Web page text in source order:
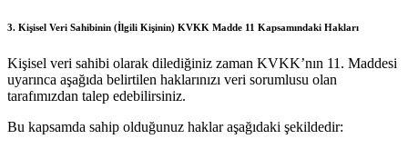
3. Kişisel Veri Sahibinin (İlgili Kişinin) KVKK Madde 11 Kapsamındaki Hakları
Kişisel veri sahibi olarak dilediğiniz zaman KVKK’nın 11. Maddesi
uyarınca aşağıda belirtilen haklarınızı veri sorumlusu olan
tarafımızdan talep edebilirsiniz.
Bu kapsamda sahip olduğunuz haklar aşağıdaki şekildedir: